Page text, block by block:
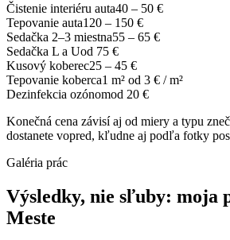
Čistenie interiéru auta40 – 50 €
Tepovanie auta120 – 150 €
Sedačka 2–3 miestna55 – 65 €
Sedačka L a Uod 75 €
Kusový koberec25 – 45 €
Tepovanie koberca1 m² od 3 € / m²
Dezinfekcia ozónomod 20 €
Konečná cena závisí aj od miery a typu
dostanete vopred, kľudne aj podľa fotky
Galéria prác
Výsledky, nie sľuby: moja
Meste